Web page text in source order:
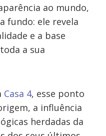
ao mundo,
fundo: ele revela
e a base
a sua
Casa 4, esse ponto
a influência
herdadas da